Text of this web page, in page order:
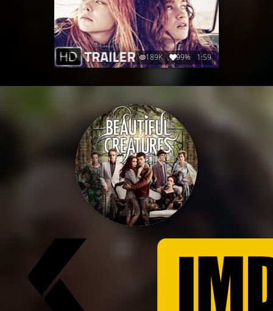
189K 99% 1:59